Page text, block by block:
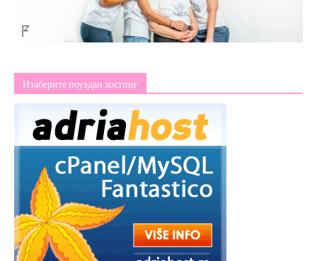
Изаберите поуздан хостинг